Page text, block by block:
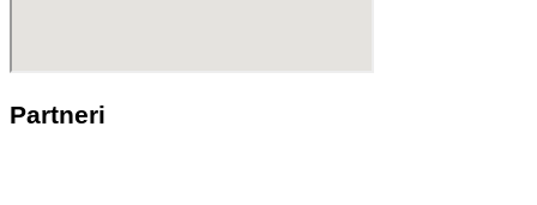
Partneri